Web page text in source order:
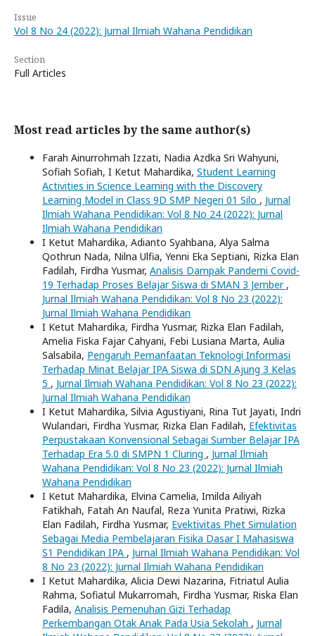
Issue
Vol 8 No 24 (2022): Jurnal Ilmiah Wahana Pendidikan
Section
Full Articles
Most read articles by the same author(s)
Farah Ainurrohmah Izzati, Nadia Azdka Sri Wahyuni,
Sofiah Sofiah, I Ketut Mahardika, Student Learning
Activities in Science Learning with the Discovery
Learning Model in Class 9D SMP Negeri 01 Silo , Jurnal
Ilmiah Wahana Pendidikan: Vol 8 No 24 (2022): Jurnal
Ilmiah Wahana Pendidikan
I Ketut Mahardika, Adianto Syahbana, Alya Salma
Qothrun Nada, Nilna Ulfia, Yenni Eka Septiani, Rizka Elan
Fadilah, Firdha Yusmar, Analisis Dampak Pandemi Covid-
19 Terhadap Proses Belajar Siswa di SMAN 3 Jember ,
Jurnal Ilmiah Wahana Pendidikan: Vol 8 No 23 (2022):
Jurnal Ilmiah Wahana Pendidikan
I Ketut Mahardika, Firdha Yusmar, Rizka Elan Fadilah,
Amelia Fiska Fajar Cahyani, Febi Lusiana Marta, Aulia
Salsabila, Pengaruh Pemanfaatan Teknologi Informasi
Terhadap Minat Belajar IPA Siswa di SDN Ajung 3 Kelas
5 , Jurnal Ilmiah Wahana Pendidikan: Vol 8 No 23 (2022):
Jurnal Ilmiah Wahana Pendidikan
I Ketut Mahardika, Silvia Agustiyani, Rina Tut Jayati, Indri
Wulandari, Firdha Yusmar, Rizka Elan Fadilah, Efektivitas
Perpustakaan Konvensional Sebagai Sumber Belajar IPA
Terhadap Era 5.0 di SMPN 1 Cluring , Jurnal Ilmiah
Wahana Pendidikan: Vol 8 No 23 (2022): Jurnal Ilmiah
Wahana Pendidikan
I Ketut Mahardika, Elvina Camelia, Imilda Ailiyah
Fatikhah, Fatah An Naufal, Reza Yunita Pratiwi, Rizka
Elan Fadilah, Firdha Yusmar, Evektivitas Phet Simulation
Sebagai Media Pembelajaran Fisika Dasar I Mahasiswa
S1 Pendidikan IPA , Jurnal Ilmiah Wahana Pendidikan: Vol
8 No 23 (2022): Jurnal Ilmiah Wahana Pendidikan
I Ketut Mahardika, Alicia Dewi Nazarina, Fitriatul Aulia
Rahma, Sofiatul Mukarromah, Firdha Yusmar, Riska Elan
Fadila, Analisis Pemenuhan Gizi Terhadap
Perkembangan Otak Anak Pada Usia Sekolah , Jurnal